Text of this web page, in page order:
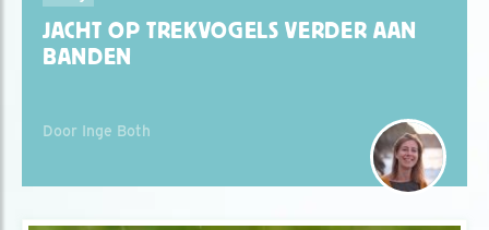
JACHT OP TREKVOGELS VERDER AAN
BANDEN
Door Inge Both